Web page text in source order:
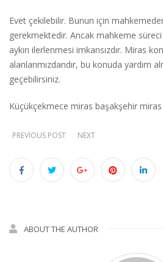
Evet çekilebilir. Bunun için
gerekmektedir. Ancak mahkeme süreci
aykırı ilerlenmesi imkansızdır. Miras
alanlarımızdandır, bu konuda yardım
geçebilirsiniz.
Küçükçekmece miras başakşehir
PREVIOUS POST NEXT
ABOUT THE AUTHOR